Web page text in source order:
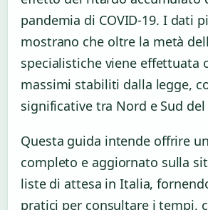
pandemia di COVID-19. I dati
mostrano che oltre la metà
specialistiche viene effettuata
massimi stabiliti dalla legge,
significative tra Nord e Sud del
Questa guida intende offrire
completo e aggiornato sulla
liste di attesa in Italia,
pratici per consultare i tempi,